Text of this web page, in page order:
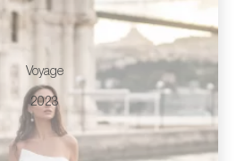
Voyage
2023